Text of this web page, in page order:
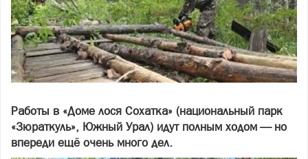
Работы в «Доме лося Сохатка» (национальный парк
«Зюраткуль», Южный Урал) идут полным ходом — но
впереди ещё очень много дел.